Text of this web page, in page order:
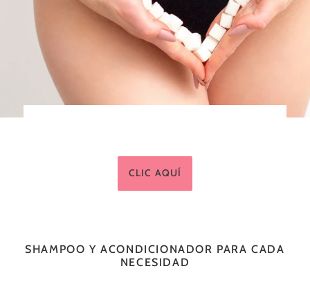
CLIC AQUÍ
SHAMPOO Y ACONDICIONADOR PARA CADA
NECESIDAD